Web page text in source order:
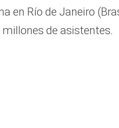
en Río de Janeiro
millones de asistentes.